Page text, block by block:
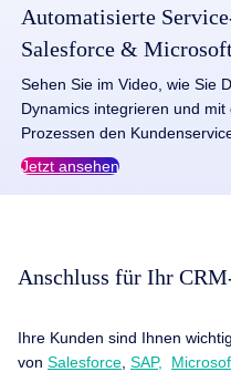
Automatisierte
Salesforce &
Sehen Sie im Video, wie Sie
Dynamics integrieren und
Prozessen den
Jetzt ansehen
Anschluss für Ihr
Ihre Kunden sind Ihnen
von Salesforce SAP,